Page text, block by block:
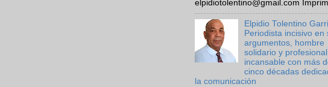
elpidiotolentino@gmail.com
Elpidio Tolentino
Periodista incisivo en
argumentos, hombre
solidario y profesional
incansable con más
cinco décadas
la comunicación